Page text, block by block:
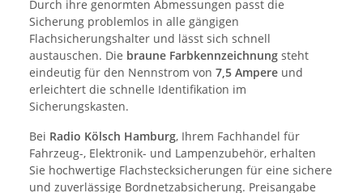
Durch ihre genormten Abmessungen passt die
Sicherung problemlos in alle gängigen
Flachsicherungshalter und lässt sich schnell
austauschen. Die braune Farbkennzeichnung steht
eindeutig für den Nennstrom von 7,5 Ampere und
erleichtert die schnelle Identifikation im
Sicherungskasten.
Bei Radio Kölsch Hamburg, Ihrem Fachhandel für
Fahrzeug-, Elektronik- und Lampenzubehör, erhalten
Sie hochwertige Flachstecksicherungen für eine sichere
und zuverlässige Bordnetzabsicherung. Preisangabe